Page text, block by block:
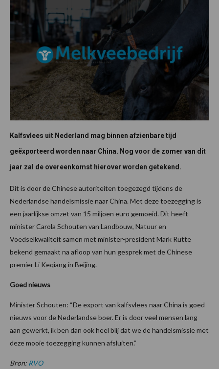
Kalfsvlees uit Nederland mag binnen afzienbare tijd
geëxporteerd worden naar China. Nog voor de zomer van dit
jaar zal de overeenkomst hierover worden getekend.
Dit is door de Chinese autoriteiten toegezegd tijdens de
Nederlandse handelsmissie naar China. Met deze toezegging is
een jaarlijkse omzet van 15 miljoen euro gemoeid. Dit heeft
minister Carola Schouten van Landbouw, Natuur en
Voedselkwaliteit samen met minister-president Mark Rutte
bekend gemaakt na afloop van hun gesprek met de Chinese
premier Li Keqiang in Beijing.
Goed nieuws
Minister Schouten: “De export van kalfsvlees naar China is goed
nieuws voor de Nederlandse boer. Er is door veel mensen lang
aan gewerkt, ik ben dan ook heel blij dat we de handelsmissie met
deze mooie toezegging kunnen afsluiten.”
Bron: RVO